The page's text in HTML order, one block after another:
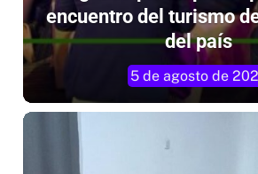
Iguazú participa del
encuentro del turismo
del país
5 de agosto de 2026